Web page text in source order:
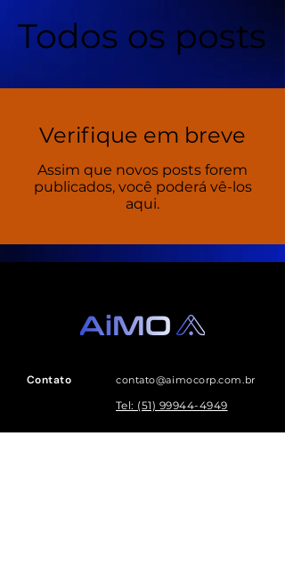
Todos os posts
Verifique em breve
Assim que novos posts forem
publicados, você poderá vê-los
aqui.
Contato contato@aimocorp.com.br
Tel: (51) 99944-4949